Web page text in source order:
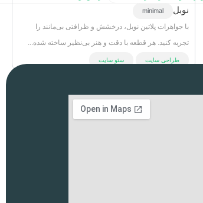
نوبل minimal
با جواهرات پلاتین نوبل، درخشش و ظرافتی بی‌مانند را
تجربه کنید. هر قطعه با دقت و هنر بی‌نظیر ساخته شده...
طراحی سایت سئو سایت